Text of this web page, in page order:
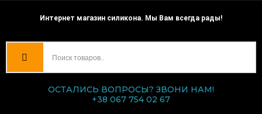
Интернет магазин силикона. Мы Вам всегда рады!
ОСТАЛИСЬ ВОПРОСЫ? ЗВОНИ НАМ!
+38 067 754 02 67